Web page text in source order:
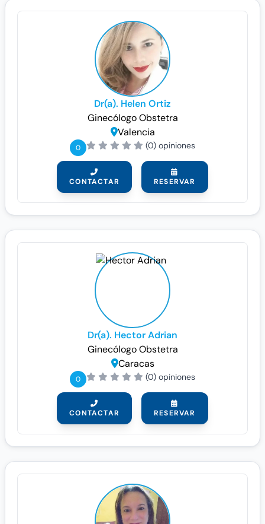
Dr(a). Helen Ortiz
GinecólogoObstetra
Valencia
0 (0) opiniones
CONTACTAR RESERVAR
Dr(a). Hector Adrian
GinecólogoObstetra
Caracas
0 (0) opiniones
CONTACTAR RESERVAR